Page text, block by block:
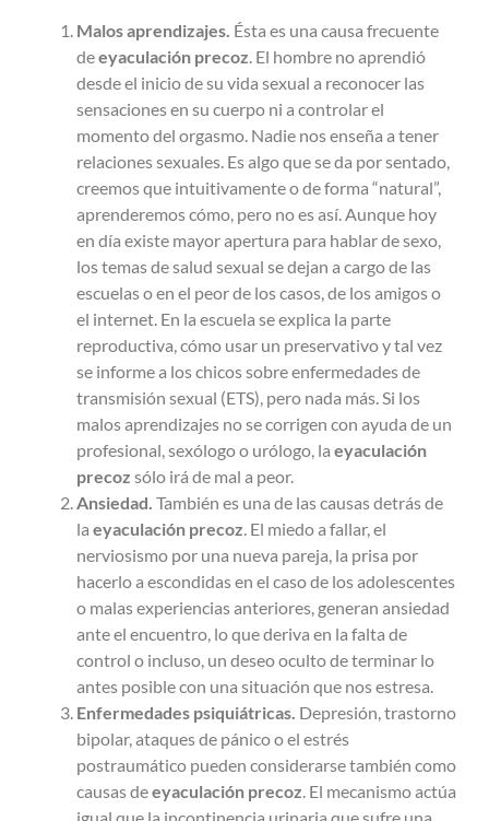
Malos aprendizajes. Ésta es una causa frecuente
deeyaculación precoz. El hombre no aprendió
desde el inicio de su vida sexual a reconocer las
sensaciones en su cuerpo ni a controlar el
momento del orgasmo. Nadie nos enseña a tener
relaciones sexuales. Es algo que se da por sentado,
creemos que intuitivamente o de forma “natural”,
aprenderemos cómo, pero no es así. Aunque hoy
en día existe mayor apertura para hablar de sexo,
los temas de salud sexual se dejan a cargo de las
escuelas o en el peor de los casos, de los amigos o
el internet. En la escuela se explica la parte
reproductiva, cómo usar un preservativo y tal vez
se informe a los chicos sobre enfermedades de
transmisión sexual (ETS), pero nada más. Si los
malos aprendizajes no se corrigen con ayuda de un
profesional, sexólogo o urólogo, la eyaculación
precoz sólo irá de mal a peor.
Ansiedad. También es una de las causas detrás de
la eyaculación precoz. El miedo a fallar, el
nerviosismo por una nueva pareja, la prisa por
hacerlo a escondidas en el caso de los adolescentes
o malas experiencias anteriores, generan ansiedad
ante el encuentro, lo que deriva en la falta de
control o incluso, un deseo oculto de terminar lo
antes posible con una situación que nos estresa.
Enfermedades psiquiátricas. Depresión, trastorno
bipolar, ataques de pánico o el estrés
postraumático pueden considerarse también como
causas deeyaculación precoz. El mecanismo actúa